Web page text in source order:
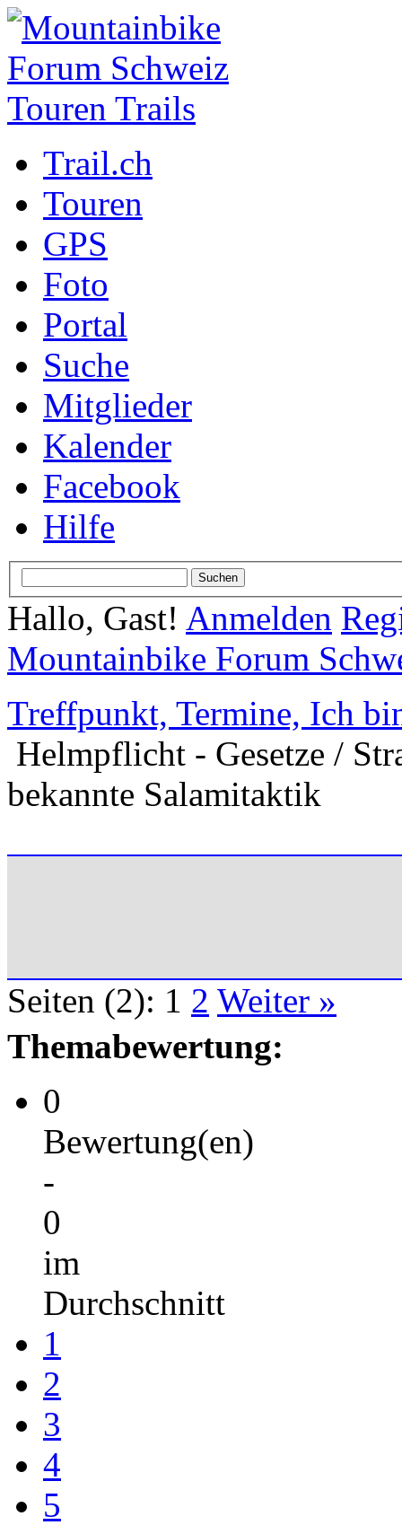
Trail.ch
Touren
GPS
Foto
Portal
Suche
Mitglieder
Kalender
Facebook
Hilfe
Hallo, Gast! Anmelden
Mountainbike Forum
Treffpunkt, Termine, Ich
Helmpflicht - Gesetze /
bekannte Salamitaktik
Seiten (2): 1 2 Weiter »
Themabewertung:
0
Bewertung(en)
-
0
im
Durchschnitt
1
2
3
4
5